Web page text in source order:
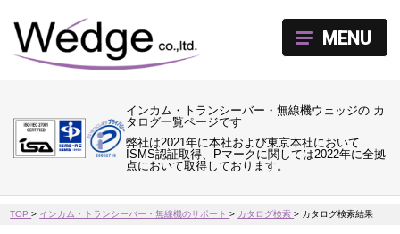
インカム・トランシーバー・無線機ウェッジの カ
タログ一覧ページです
弊社は2021年に本社および東京本社において
ISMS認証取得、Pマークに関しては2022年に全拠
点において取得しております。
MENU
TOP> インカム・トランシーバー・無線機のサポート> カタログ検索> カタログ検索結果